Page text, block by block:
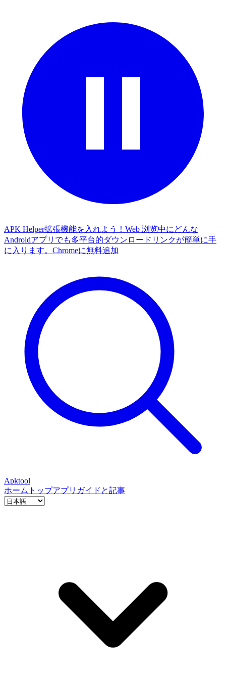
APK Helper拡張機能を入れよう！Web 浏览中にどんな
Androidアプリでも多平台的ダウンロードリンクが簡単に手
に入ります。 Chromeに無料追加
Apktool
ホーム トップアプリ ガイドと記事